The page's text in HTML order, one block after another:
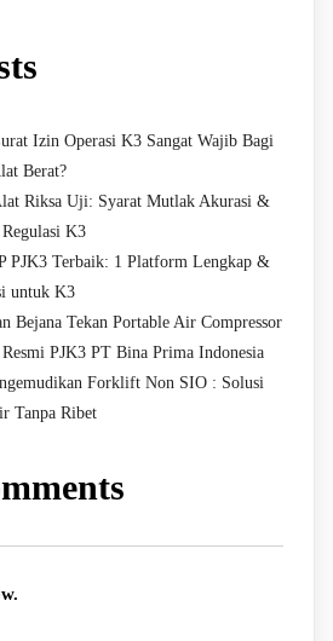
Izin Operasi K3 Sangat Wajib Bagi
Berat?
Riksa Uji: Syarat Mutlak Akurasi &
K3
PJK3 Terbaik: 1 Platform Lengkap &
untuk K3
Bejana Tekan Portable Air Compressor
PJK3 PT Bina Prima Indonesia
Forklift Non SIO : Solusi
Tanpa Ribet